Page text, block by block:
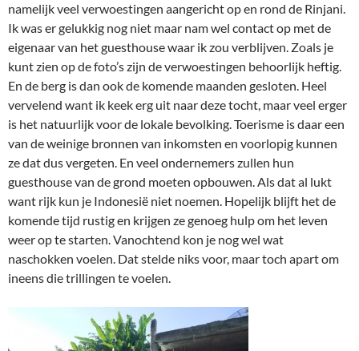
namelijk veel verwoestingen aangericht op en rond de Rinjani.
Ik was er gelukkig nog niet maar nam wel contact op met de
eigenaar van het guesthouse waar ik zou verblijven. Zoals je
kunt zien op de foto’s zijn de verwoestingen behoorlijk heftig.
En de berg is dan ook de komende maanden gesloten. Heel
vervelend want ik keek erg uit naar deze tocht, maar veel erger
is het natuurlijk voor de lokale bevolking. Toerisme is daar een
van de weinige bronnen van inkomsten en voorlopig kunnen
ze dat dus vergeten. En veel ondernemers zullen hun
guesthouse van de grond moeten opbouwen. Als dat al lukt
want rijk kun je Indonesië niet noemen. Hopelijk blijft het de
komende tijd rustig en krijgen ze genoeg hulp om het leven
weer op te starten. Vanochtend kon je nog wel wat
naschokken voelen. Dat stelde niks voor, maar toch apart om
ineens die trillingen te voelen.